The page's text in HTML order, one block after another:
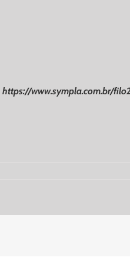
https://www.sympla.com.br/